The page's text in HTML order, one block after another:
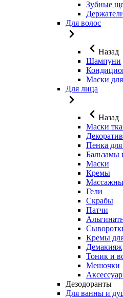
Зубные
Для волос
Назад
Шампуни
Маски
Для лица
Назад
Маски
Пенка
Бальзамы
Маски
Кремы
Гели
Скрабы
Патчи
Кремы
Демакияж
Тоник и
Мешочки
Дезодоранты
Для ванны и